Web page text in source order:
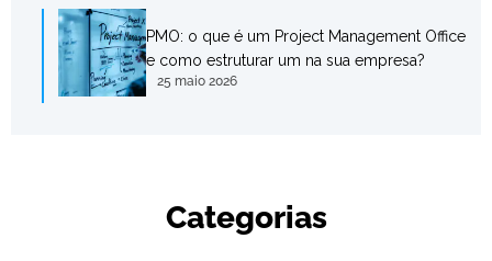
PMO: o que é um Project Management Office
e como estruturar um na sua empresa?
25 maio 2026
Categorias